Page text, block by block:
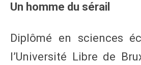
Un homme du sérail
Diplômé en sciences
l’Université Libre de